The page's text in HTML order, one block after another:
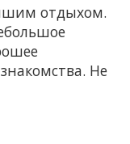
отдыхом.
Не